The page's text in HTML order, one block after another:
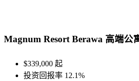
Magnum Resort Berawa 高端公
$339,000 起
投资回报率 12.1%